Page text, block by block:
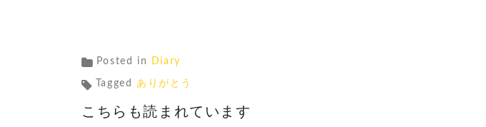
Posted in Diary
Tagged ありがとう
こちらも読まれています